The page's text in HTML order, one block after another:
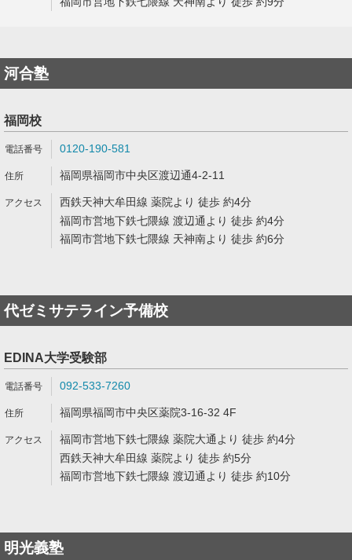
河合塾
福岡校
0120-190-581
福岡県福岡市中央区渡辺通4-2-11
西鉄天神大牟田線 薬院より 徒歩 約4分
福岡市営地下鉄七隈線 渡辺通より 徒歩 約4分
福岡市営地下鉄七隈線 天神南より 徒歩 約6分
代ゼミサテライン予備校
EDINA大学受験部
092-533-7260
福岡県福岡市中央区薬院3-16-32 4F
福岡市営地下鉄七隈線 薬院大通より 徒歩 約4分
西鉄天神大牟田線 薬院より 徒歩 約5分
福岡市営地下鉄七隈線 渡辺通より 徒歩 約10分
明光義塾